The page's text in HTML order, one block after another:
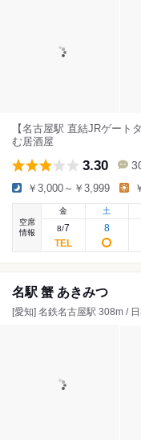
【名古屋駅 直結JRゲート
む居酒屋
3.30
￥3,000～￥3,999
空席
情報
金
8/7
土
8
名駅 蟹 あきみつ
[愛知] 名鉄名古屋駅 308m /